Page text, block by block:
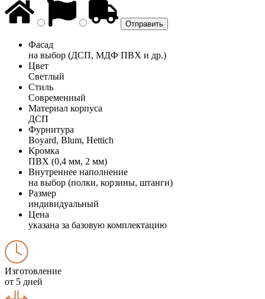
Фасад
на выбор (ДСП, МДФ ПВХ и др.)
Цвет
Светлый
Стиль
Современный
Материал корпуса
ДСП
Фурнитура
Boyard, Blum, Hettich
Кромка
ПВХ (0,4 мм, 2 мм)
Внутреннее наполнение
на выбор (полки, корзины, штанги)
Размер
индивидуальный
Цена
указана за базовую комплектацию
Изготовление
от 5 дней